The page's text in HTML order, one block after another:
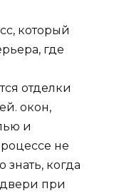
который
где
отделки
окон,
и
не
когда
при